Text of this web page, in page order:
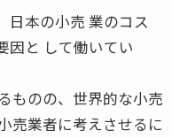
日本の小売 業のコス
因と して働いてい
ものの、世界的な小売
売業者に考えさせるに